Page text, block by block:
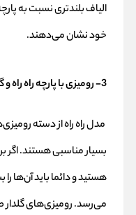
الیاف بلندتری نسبت به
خود نشان می‌دهند.
3- رومیزی با پارچه راه راه و گلدار
مدل راه راه از دسته
بسیار مناسبی هستند.
هستید و دائما باید آن‌ها
می‌رسد‌. رومیزی‌های گلدار